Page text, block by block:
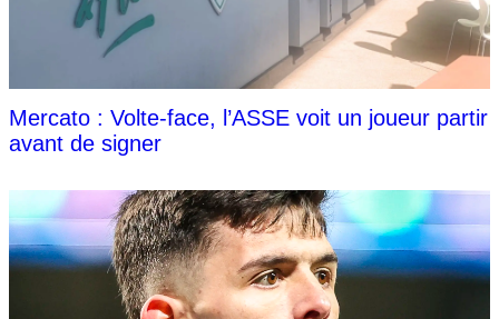
Mercato : Volte-face, l’ASSE voit un joueur partir
avant de signer